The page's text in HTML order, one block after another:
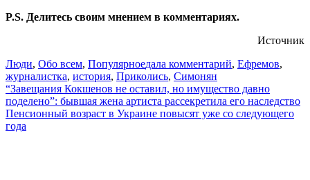
P.S. Делитесь своим мнением в комментариях.
Источник
Люди, Обо всем, Популярноедала комментарий, Ефремов,
журналистка, история, Приколись, Симонян
Навигация
по
записям
“Завещания Кокшенов не оставил, но имущество давно
поделено”: бывшая жена артиста рассекретила его наследство
Пенсионный возраст в Украине повысят уже со следующего
года